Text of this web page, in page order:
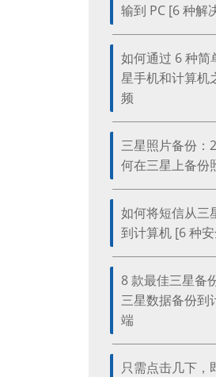
输到 PC [6 种解
如何通过 6 种简
星手机和计算机
频
三星照片备份：
何在三星上备份
如何将短信从三
到计算机 [6 种
8 款最佳三星备
三星数据备份到
端
只需点击几下，